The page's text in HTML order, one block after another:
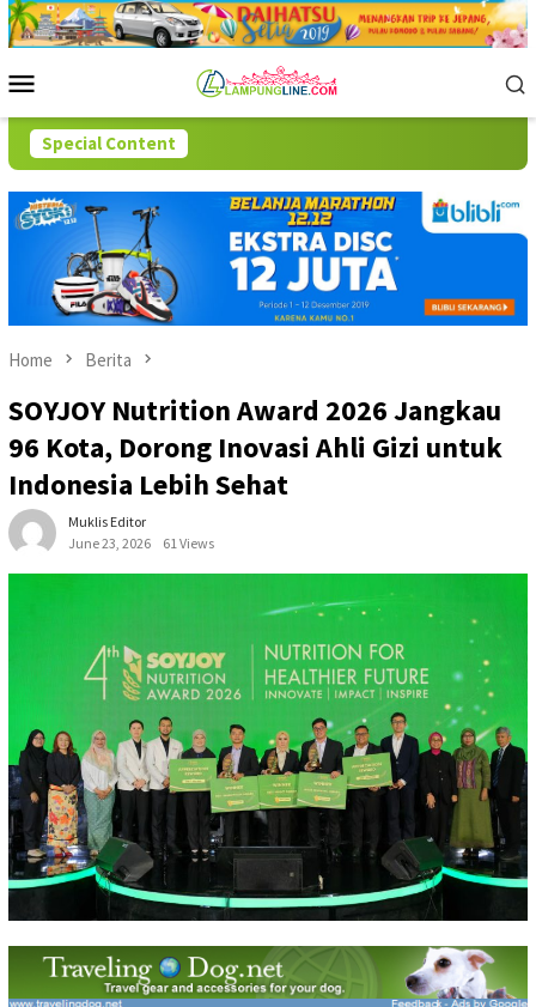
Skip
to
Menu
Special Content
Home Berita
SOYJOY Nutrition Award 2026 Jangkau
96 Kota, Dorong Inovasi Ahli Gizi untuk
Indonesia Lebih Sehat
Muklis Editor
June 23, 2026
61 Views